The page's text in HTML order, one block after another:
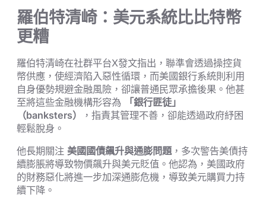
羅伯特清崎：美元系統比比特幣
更糟
羅伯特清崎在社群平台X發文指出，聯準會透過操控貨
幣供應，使經濟陷入惡性循環，而美國銀行系統則利用
自身優勢規避金融風險，卻讓普通民眾承擔後果。他甚
至將這些金融機構形容為
「銀行匪徒」
（banksters）
，指責其管理不善，卻能透過政府紓困
輕鬆脫身。
他長期關注 美國國債飆升與通膨問題，多次警告美債持
續膨脹將導致物價飆升與美元貶值。他認為，美國政府
的財務惡化將進一步加深通膨危機，導致美元購買力持
續下降。